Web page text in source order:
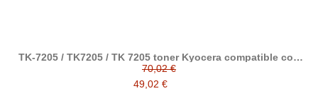
TK-7205 / TK7205 / TK 7205 toner Kyocera compatible con
1T02NL0NL0
70,02 €
49,02 €